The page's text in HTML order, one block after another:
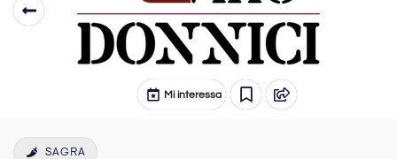
Mi interessa
SAGRA